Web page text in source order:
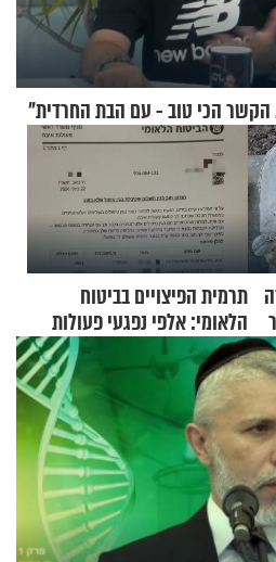
תרמית הפיצויים בביטוח
הלאומי: אלפי נפגעי פעולות
איבה קיבלו כספים במירמה